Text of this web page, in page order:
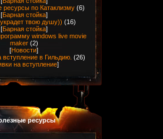
ресурсы по Катаклизму (6)
[Барная стойка]
твою душу)) (16)
[Барная стойка]
windows live movie
maker (2)
[Новости]
вступление в Гильдию. (26)
на вступление]
ресурсы